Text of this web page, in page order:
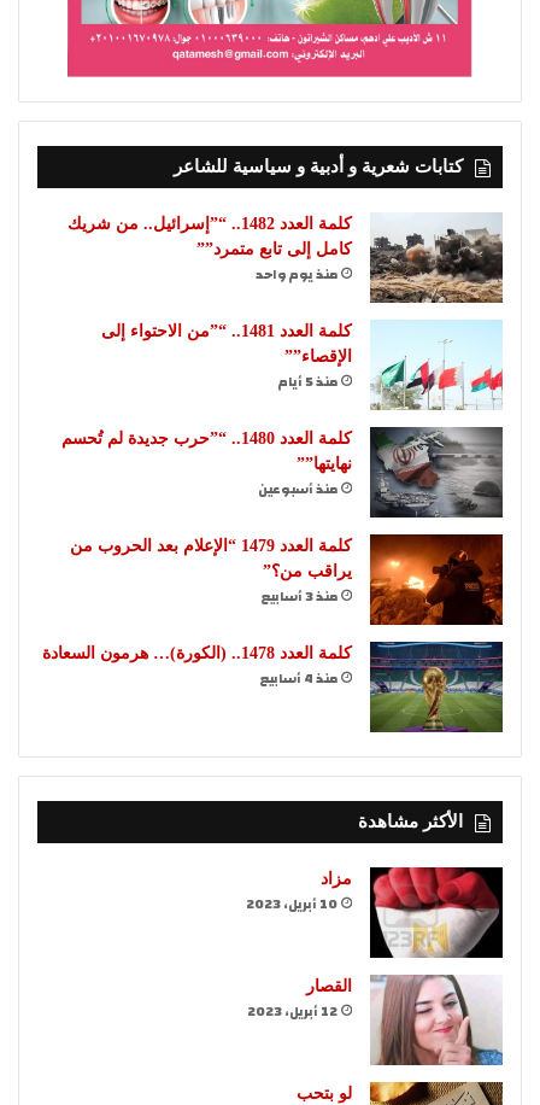
كتابات شعرية و أدبية و سياسية للشاعر
كلمة العدد 1482.. “”إسرائيل.. من شريك
كامل إلى تابع متمرد””
منذ يوم واحد
كلمة العدد 1481.. “”من الاحتواء إلى
الإقصاء””
منذ 5 أيام
كلمة العدد 1480.. “”حرب جديدة لم تُحسم
نهايتها””
منذ أسبوعين
كلمة العدد 1479 “الإعلام بعد الحروب من
يراقب من؟”
منذ 3 أسابيع
كلمة العدد 1478.. (الكورة)… هرمون السعادة
منذ 4 أسابيع
الأكثر مشاهدة
مزاد
10 أبريل، 2023
القصار
12 أبريل، 2023
لو بتحب